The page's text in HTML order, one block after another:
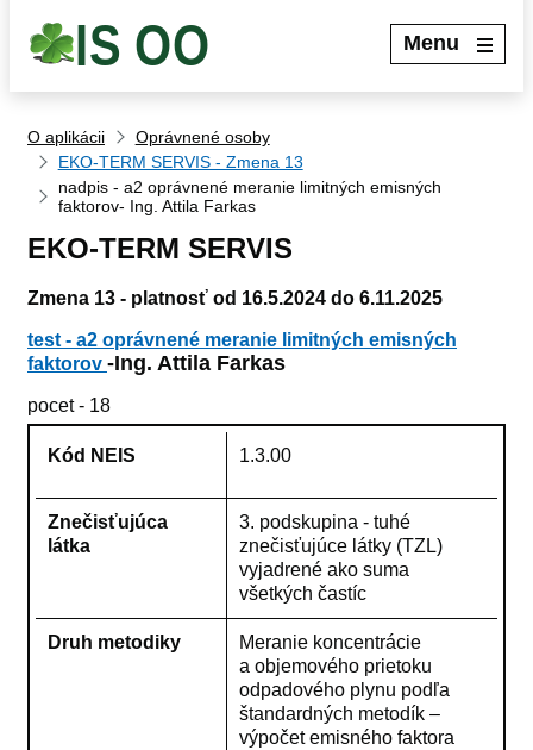
Menu
O aplikácii
Oprávnené osoby
EKO-TERM SERVIS - Zmena 13
nadpis - a2 oprávnené meranie limitných emisných
faktorov- Ing. Attila Farkas
EKO-TERM SERVIS
Zmena 13 - platnosť od 16.5.2024 do 6.11.2025
test - a2 oprávnené meranie limitných emisných
faktorov -Ing. Attila Farkas
pocet - 18
Kód NEIS 1.3.00
Znečisťujúca
látka
3. podskupina - tuhé
znečisťujúce látky (TZL)
vyjadrené ako suma
všetkých častíc
Druh metodiky
Meranie koncentrácie
a objemového prietoku
odpadového plynu podľa
štandardných metodík –
výpočet emisného faktora